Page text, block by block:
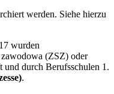
werden. Siehe hierzu
wurden
zawodowa (ZSZ) oder
und durch Berufsschulen 1.
.